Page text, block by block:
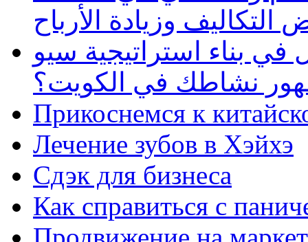
وزيادة الأرباح
بناء استراتيجية سيو
نشاطك في الكويت؟
Прикоснемся к
Лечение зубов в Хэйхэ
Сдэк для бизнеса
Как справиться с